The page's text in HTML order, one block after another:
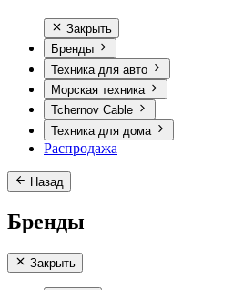
Закрыть
Бренды
Техника для авто
Морская техника
Tchernov Cable
Техника для дома
Распродажа
Назад
Бренды
Закрыть